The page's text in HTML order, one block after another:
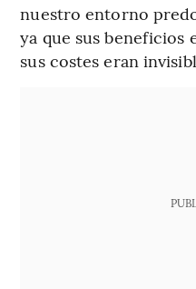
nuestro entorno
ya que sus beneficios
sus costes eran